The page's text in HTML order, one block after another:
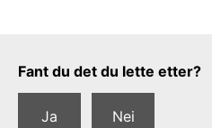
Tilbakemeldingsskjema
Fant du det du lette etter?
Ja Nei